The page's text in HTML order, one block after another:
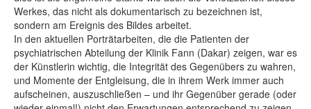
Werkes, das nicht als dokumentarisch zu bezeichnen ist,
sondern am Ereignis des Bildes arbeitet.
In den aktuellen Porträtarbeiten, die die Patienten der
psychiatrischen Abteilung der Klinik Fann (Dakar) zeigen, war es
der Künstlerin wichtig, die Integrität des Gegenübers zu wahren,
und Momente der Entgleisung, die in ihrem Werk immer auch
aufscheinen, auszuschließen – und ihr Gegenüber gerade (oder